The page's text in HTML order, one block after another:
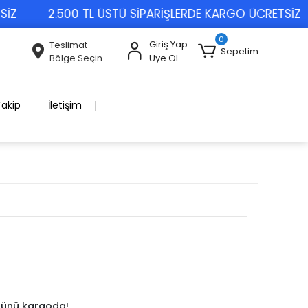
2.500 TL ÜSTÜ SİPARİŞLERDE KARGO ÜCRETSİZ
Teslimat
Bölge Seçin
Giriş Yap
Üye Ol
0
Sepetim
İletişim